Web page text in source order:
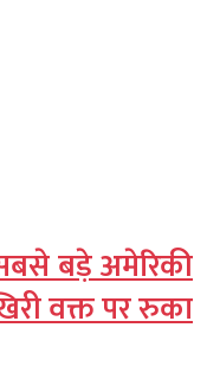
बड़े अमेरिकी
वक्त पर रुका